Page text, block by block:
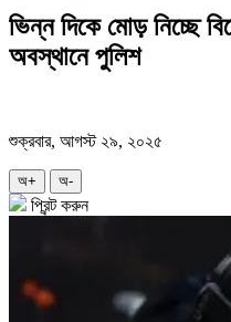
ভিন্ন দিকে মোড় নিচ্ছে
অবস্থানে পুলিশ
শুক্রবার, আগস্ট ২৯, ২০২৫
অ+ অ-
প্রিন্ট করুন